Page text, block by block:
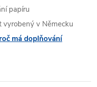
papíru
vyrobený v Německu
má doplňování